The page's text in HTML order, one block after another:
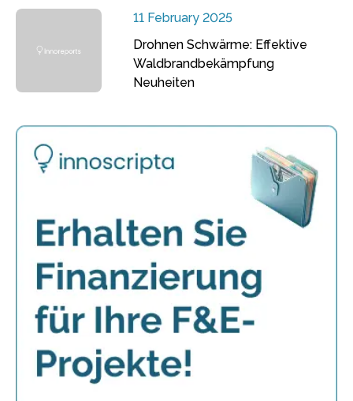
11 February 2025
Drohnen Schwärme: Effektive
Waldbrandbekämpfung
Neuheiten